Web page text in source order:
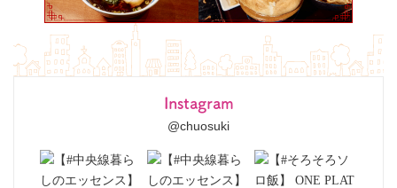
Instagram
@chuosuki